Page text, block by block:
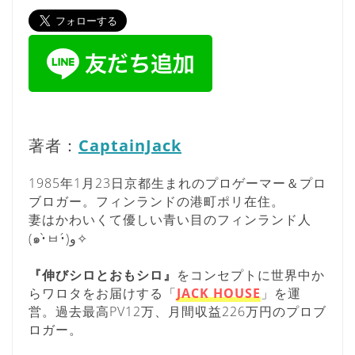
著者： CaptainJack
1985年1月23日京都生まれのプロゲーマー＆プロ
ブロガー。フィンランドの港町ポリ在住。
妻はかわいくて優しい青い目のフィンランド人
(๑•̀ㅂ•́)و✧
『伸びシロとおもシロ』 をコンセプトに世界中か
らワロタをお届けする「JACK HOUSE 」を運
営。過去最高PV12万、月間収益226万円のプロブ
ロガー。